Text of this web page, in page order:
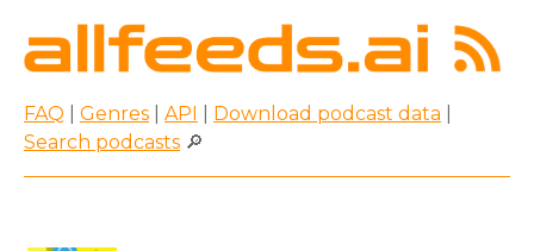
FAQ Genres API Download podcast data
Search podcasts 🔎